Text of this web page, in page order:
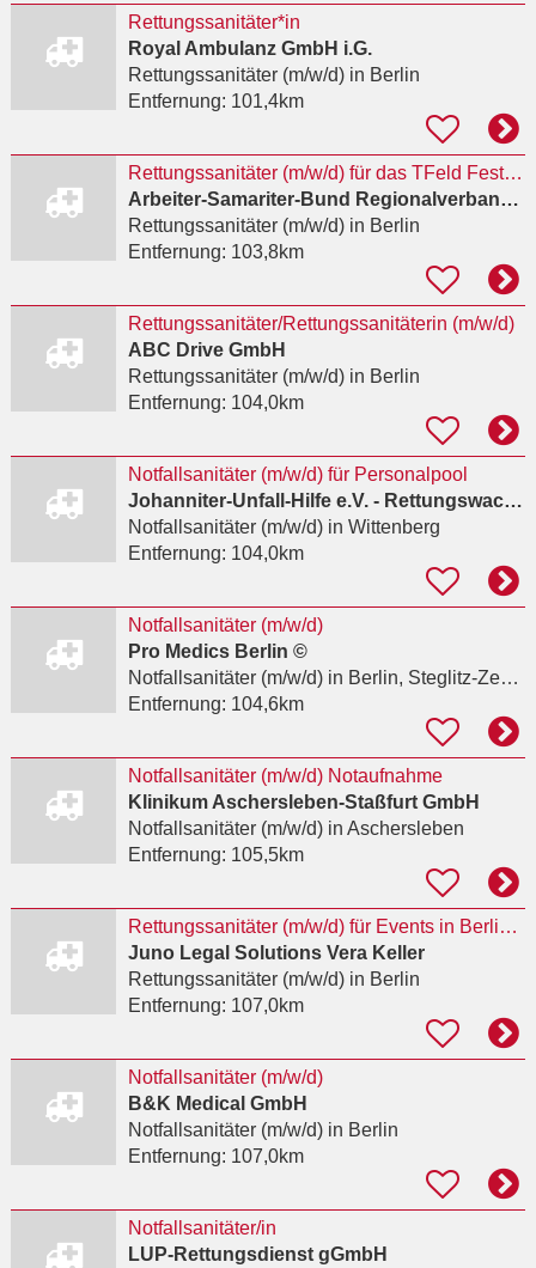
Rettungssanitäter*in
Royal Ambulanz GmbH i.G.
Rettungssanitäter (m/w/d)in Berlin
Entfernung: 101,4km
Rettungssanitäter (m/w/d) für das TFeld Festival
Arbeiter-Samariter-Bund Regionalverband Berlin-Nordwest e.V.
Rettungssanitäter (m/w/d)in Berlin
Entfernung: 103,8km
Rettungssanitäter/Rettungssanitäterin (m/w/d)
ABC Drive GmbH
Rettungssanitäter (m/w/d)in Berlin
Entfernung: 104,0km
Notfallsanitäter (m/w/d) für Personalpool
Johanniter-Unfall-Hilfe e.V. - Rettungswache Wittenberg
Notfallsanitäter (m/w/d)in Wittenberg
Entfernung: 104,0km
Notfallsanitäter (m/w/d)
Pro Medics Berlin ©
Notfallsanitäter (m/w/d)in Berlin, Steglitz-Zehlendorf
Entfernung: 104,6km
Notfallsanitäter (m/w/d) Notaufnahme
Klinikum Aschersleben-Staßfurt GmbH
Notfallsanitäter (m/w/d)in Aschersleben
Entfernung: 105,5km
Rettungssanitäter (m/w/d) für Events in Berlin/Brandenburg
Juno Legal Solutions Vera Keller
Rettungssanitäter (m/w/d)in Berlin
Entfernung: 107,0km
Notfallsanitäter (m/w/d)
B&K Medical GmbH
Notfallsanitäter (m/w/d)in Berlin
Entfernung: 107,0km
Notfallsanitäter/in
LUP-Rettungsdienst gGmbH